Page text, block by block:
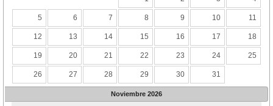
5 6 7 8 9 10 11
12 13 14 15 16 17 18
19 20 21 22 23 24 25
26 27 28 29 30 31
Noviembre 2026